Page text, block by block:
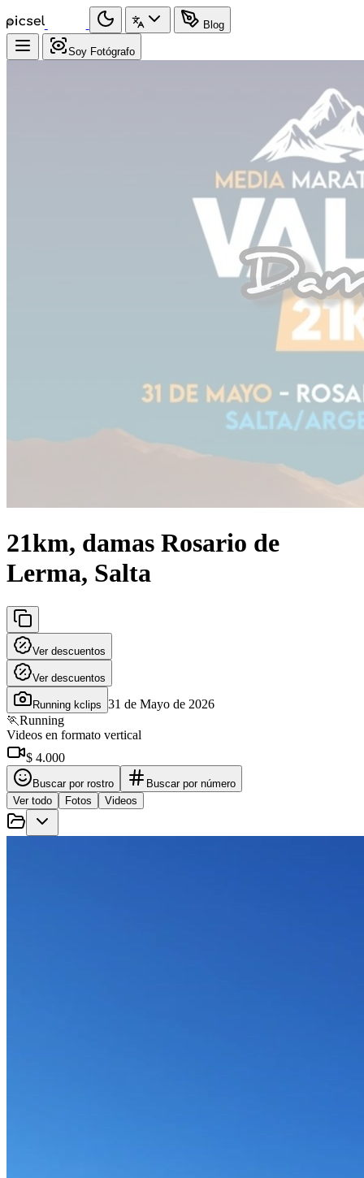
Blog
Soy Fotógrafo
21km, damas Rosario de
Lerma, Salta
Ver descuentos
Ver descuentos
Running kclips 31 de Mayo de 2026
🏃Running
Videos en formato vertical
$ 4.000
Buscar por rostro
Buscar por número
Ver todo
Fotos Videos